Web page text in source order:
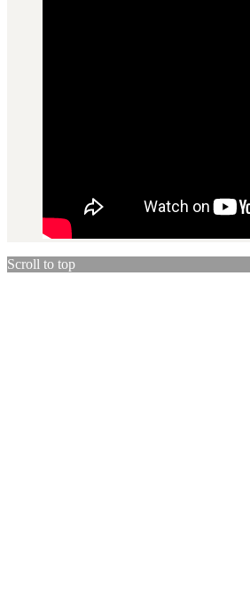
Scroll to top